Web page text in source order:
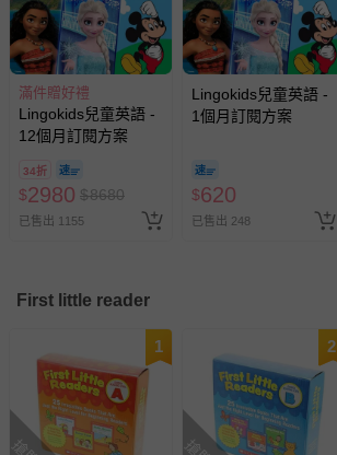
滿件贈好禮
Lingokids兒童英語 -
12個月訂閱方案
34折
$2980 $8680
已售出 1155
Lingokids兒童英語 -
1個月訂閱方案
$620
已售出 248
First little reader
1 2